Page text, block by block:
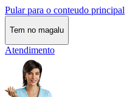
Pular para o conteudo principal
Tem no magalu
Atendimento